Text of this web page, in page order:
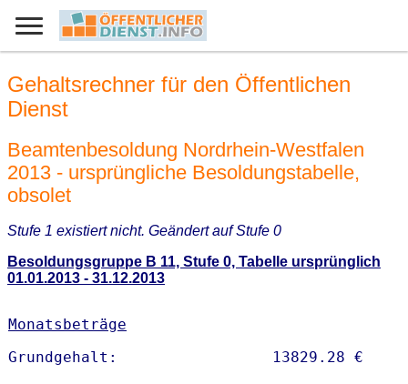
Gehaltsrechner für den Öffentlichen
Dienst
Beamtenbesoldung Nordrhein-Westfalen
2013 - ursprüngliche Besoldungstabelle,
obsolet
Stufe 1 existiert nicht. Geändert auf Stufe 0
Besoldungsgruppe B 11, Stufe 0, Tabelle ursprünglich
01.01.2013 - 31.12.2013
Monatsbeträge